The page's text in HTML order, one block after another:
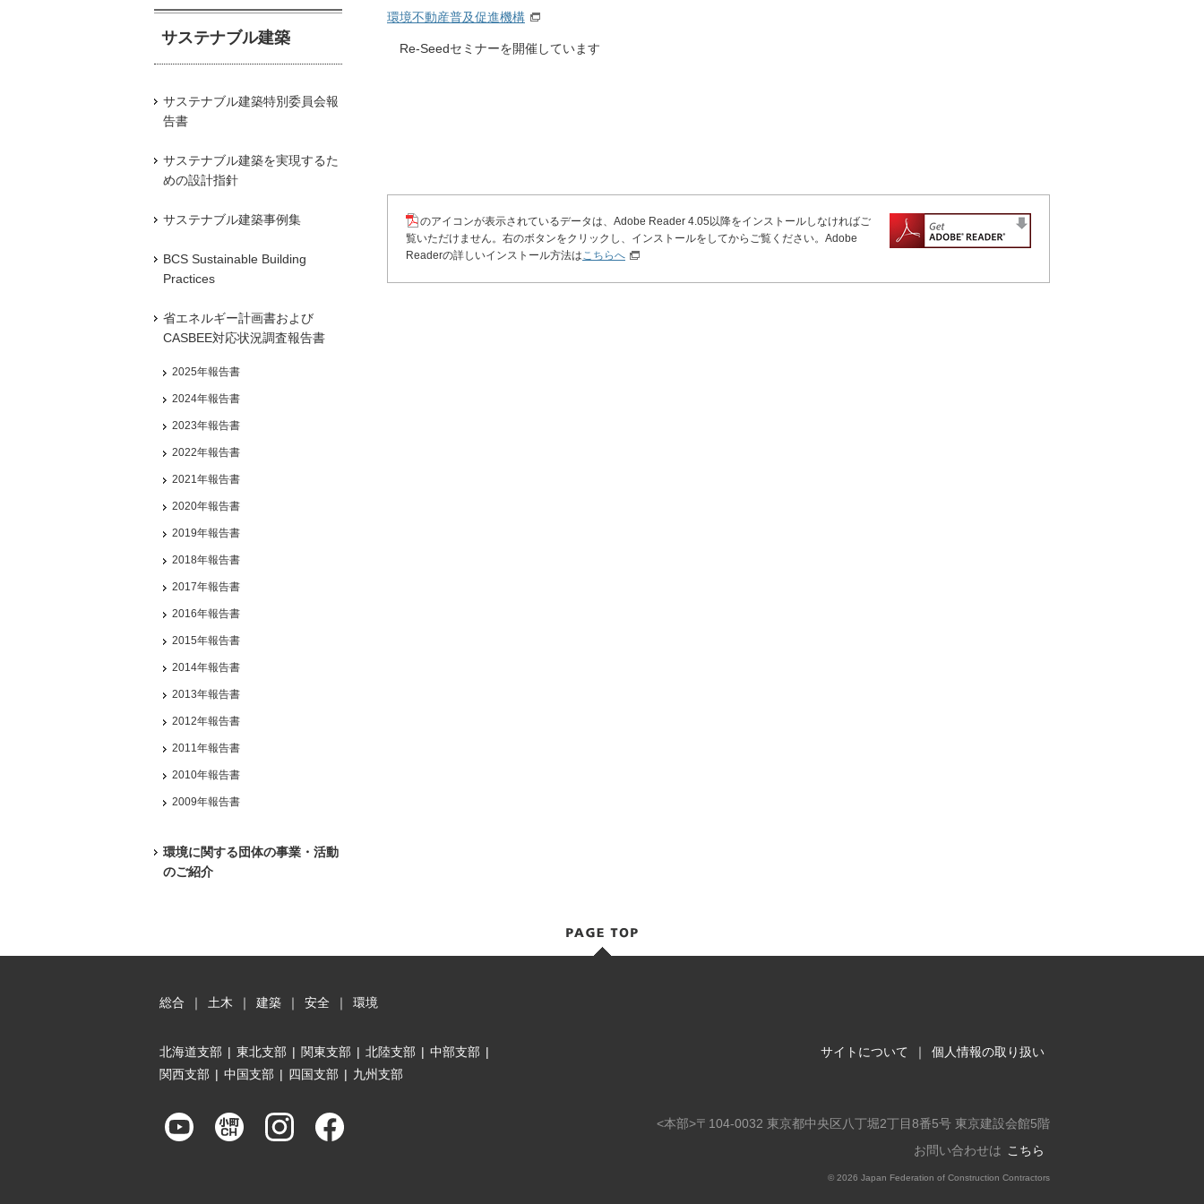
環境不動産普及促進機構
Re-Seedセミナーを開催しています
のアイコンが表示されているデータは、Adobe Reader 4.05以降をインストールしなければご
覧いただけません。右のボタンをクリックし、インストールをしてからご覧ください。Adobe
Readerの詳しいインストール方法はこちらへ
サステナブル建築
サステナブル建築特別委員会報
告書
サステナブル建築を実現するた
めの設計指針
サステナブル建築事例集
BCS Sustainable Building
Practices
省エネルギー計画書および
CASBEE対応状況調査報告書
2025年報告書
2024年報告書
2023年報告書
2022年報告書
2021年報告書
2020年報告書
2019年報告書
2018年報告書
2017年報告書
2016年報告書
2015年報告書
2014年報告書
2013年報告書
2012年報告書
2011年報告書
2010年報告書
2009年報告書
環境に関する団体の事業・活動
のご紹介
総合 ｜ 土木 ｜ 建築 ｜ 安全 ｜ 環境
サイトについて ｜ 個人情報の取り扱い
北海道支部 | 東北支部 | 関東支部 | 北陸支部 | 中部支部 |
関西支部 | 中国支部 | 四国支部 | 九州支部
<本部>〒104-0032 東京都中央区八丁堀2丁目8番5号 東京建設会館5階
お問い合わせは こちら
© 2026 Japan Federation of Construction Contractors